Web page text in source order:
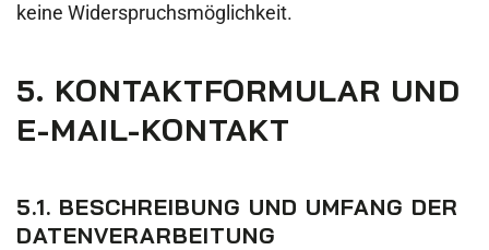
keine Widerspruchsmöglichkeit.
5. KONTAKTFORMULAR UND
E-MAIL-KONTAKT
5.1. BESCHREIBUNG UND UMFANG DER
DATENVERARBEITUNG